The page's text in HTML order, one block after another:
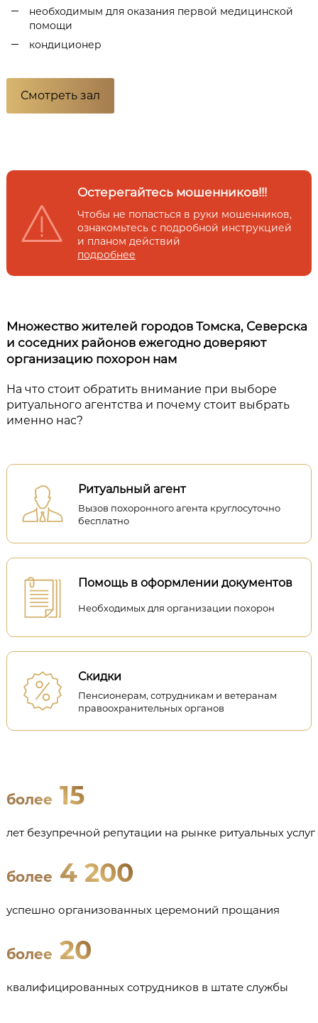
необходимым для оказания первой медицинской
помощи
кондиционер
Смотреть зал
Остерегайтесь мошенников!!!
Чтобы не попасться в руки мошенников,
ознакомьтесь с подробной инструкцией
и планом действий
подробнее
Множество жителей городов Томска, Северска
и соседних районов ежегодно доверяют
организацию похорон нам
На что стоит обратить внимание при выборе
ритуального агентства и почему стоит выбрать
именно нас?
Ритуальный агент
Вызов похоронного агента круглосуточно
бесплатно
Помощь в оформлении документов
Необходимых для организации похорон
Скидки
Пенсионерам, сотрудникам и ветеранам
правоохранительных органов
более 15
лет безупречной репутации на рынке ритуальных услуг
более 4 200
успешно организованных церемоний прощания
более 20
квалифицированных сотрудников в штате службы